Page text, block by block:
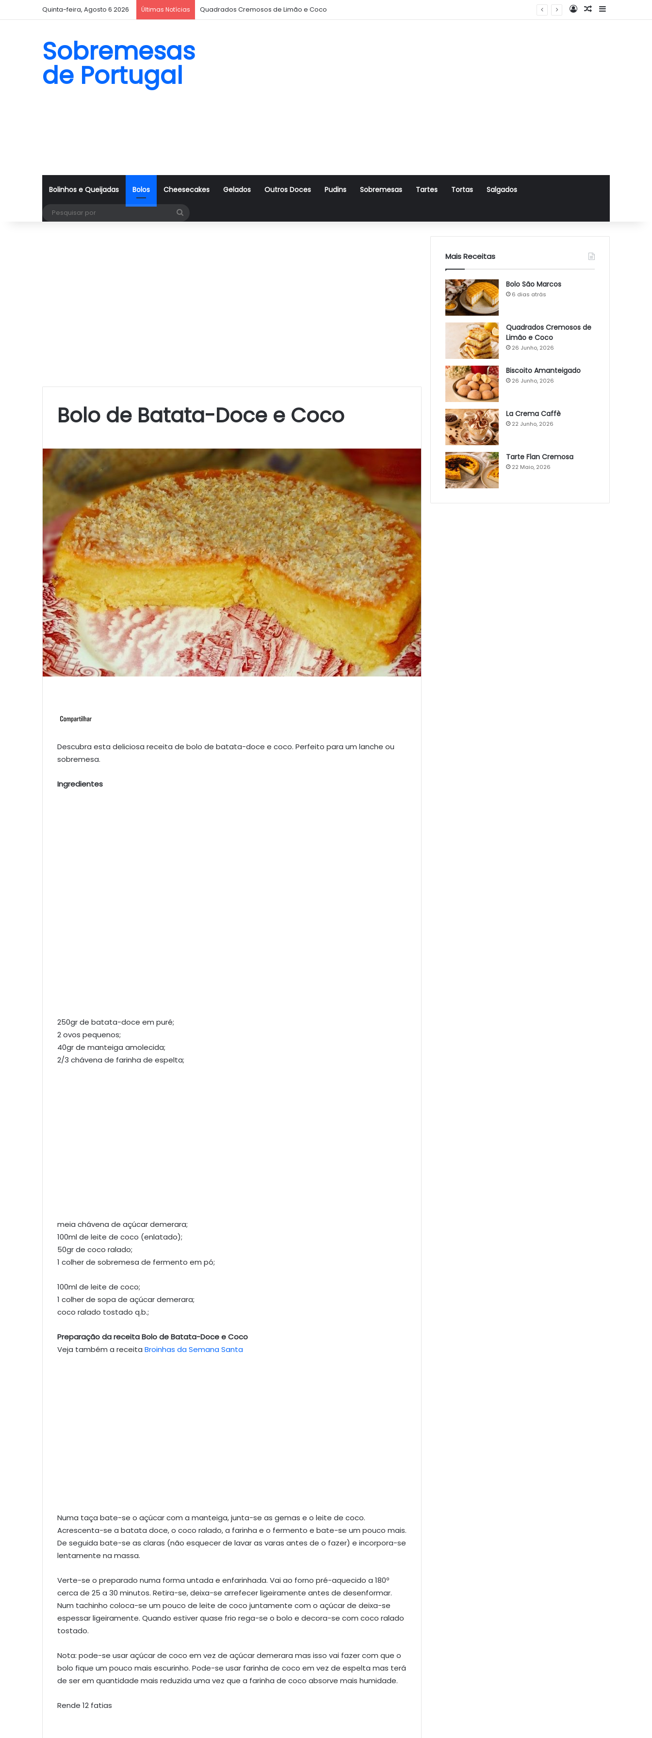
Quinta-feira, Agosto 6 2026 Últimas Notícias Quadrados Cremosos de Limão e Coco Log InArtigo Aleatório
Sidebar
Sobremesas
de Portugal
Bolinhos e Queijadas Bolos Cheesecakes Gelados Outros Doces Pudins Sobremesas Tartes Tortas Salgados
Bolo de Batata-Doce e Coco
Descubra esta deliciosa receita de bolo de batata-doce e coco. Perfeito para um lanche ou
sobremesa.
Ingredientes
250gr de batata-doce em puré;
2 ovos pequenos;
40gr de manteiga amolecida;
2/3 chávena de farinha de espelta;
meia chávena de açúcar demerara;
100ml de leite de coco (enlatado);
50gr de coco ralado;
1 colher de sobremesa de fermento em pó;
100ml de leite de coco;
1 colher de sopa de açúcar demerara;
coco ralado tostado q.b.;
Preparação da receita Bolo de Batata-Doce e Coco
Veja também a receita Broinhas da Semana Santa
Numa taça bate-se o açúcar com a manteiga, junta-se as gemas e o leite de coco.
Acrescenta-se a batata doce, o coco ralado, a farinha e o fermento e bate-se um pouco mais.
De seguida bate-se as claras (não esquecer de lavar as varas antes de o fazer) e incorpora-se
lentamente na massa.
Verte-se o preparado numa forma untada e enfarinhada. Vai ao forno pré-aquecido a 180º
cerca de 25 a 30 minutos. Retira-se, deixa-se arrefecer ligeiramente antes de desenformar.
Num tachinho coloca-se um pouco de leite de coco juntamente com o açúcar de deixa-se
espessar ligeiramente. Quando estiver quase frio rega-se o bolo e decora-se com coco ralado
tostado.
Nota: pode-se usar açúcar de coco em vez de açúcar demerara mas isso vai fazer com que o
bolo fique um pouco mais escurinho. Pode-se usar farinha de coco em vez de espelta mas terá
de ser em quantidade mais reduzida uma vez que a farinha de coco absorve mais humidade.
Rende 12 fatias
Mais Receitas
Bolo São Marcos
6 dias atrás
Quadrados Cremosos de
Limão e Coco
26 Junho, 2026
Biscoito Amanteigado
26 Junho, 2026
La Crema Caffè
22 Junho, 2026
Tarte Flan Cremosa
22 Maio, 2026